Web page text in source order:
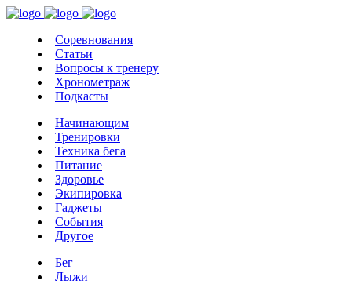
Соревнования
Статьи
Вопросы к тренеру
Хронометраж
Подкасты
Начинающим
Тренировки
Техника бега
Питание
Здоровье
Экипировка
Гаджеты
События
Другое
Бег
Лыжи